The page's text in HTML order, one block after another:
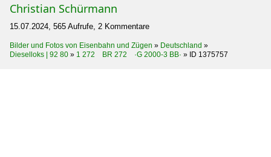
Christian Schürmann
15.07.2024, 565 Aufrufe, 2 Kommentare
Bilder und Fotos von Eisenbahn und Zügen » Deutschland »
Dieselloks | 92 80 » 1 272 BR 272 ·G 2000-3 BB· » ID 1375757